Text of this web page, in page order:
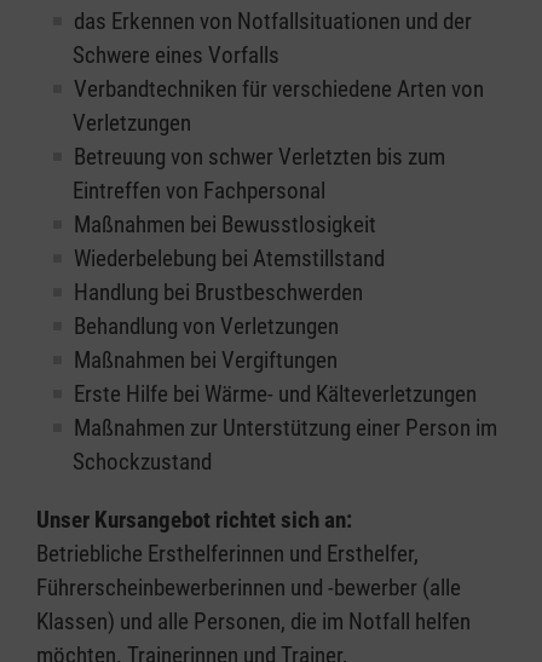
das Erkennen von Notfallsituationen und der
Schwere eines Vorfalls
Verbandtechniken für verschiedene Arten von
Verletzungen
Betreuung von schwer Verletzten bis zum
Eintreffen von Fachpersonal
Maßnahmen bei Bewusstlosigkeit
Wiederbelebung bei Atemstillstand
Handlung bei Brustbeschwerden
Behandlung von Verletzungen
Maßnahmen bei Vergiftungen
Erste Hilfe bei Wärme- und Kälteverletzungen
Maßnahmen zur Unterstützung einer Person im
Schockzustand
Unser Kursangebot richtet sich an:
Betriebliche Ersthelferinnen und Ersthelfer,
Führerscheinbewerberinnen und -bewerber (alle
Klassen) und alle Personen, die im Notfall helfen
möchten. Trainerinnen und Trainer,